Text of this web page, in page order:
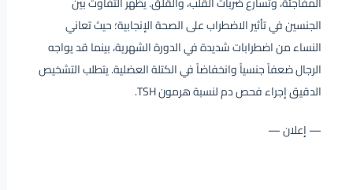
الجنسين في تأثير الاضطراب على الصحة الإنجابية؛ حيث تعاني
النساء من اضطرابات شديدة في الدورة الشهرية، بينما قد يواجه
الرجال ضعفاً جنسياً وانخفاضاً في الكتلة العضلية. يتطلب التشخيص
الدقيق إجراء فحص دم لنسبة هرمون TSH.
— إعلان —